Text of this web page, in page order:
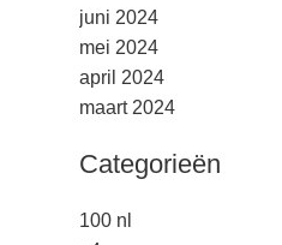
juni 2024
mei 2024
april 2024
maart 2024
Categorieën
100 nl